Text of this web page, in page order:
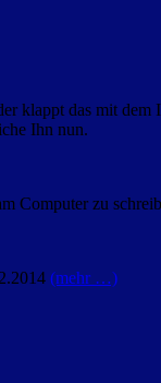
klappt das mit
Ihn nun.
Computer zu
(mehr …)